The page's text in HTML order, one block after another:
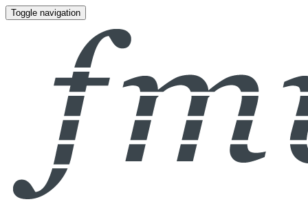
Toggle navigation